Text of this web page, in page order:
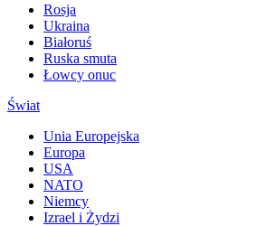
Rosja
Ukraina
Białoruś
Ruska smuta
Łowcy onuc
Świat
Unia Europejska
Europa
USA
NATO
Niemcy
Izrael i Żydzi